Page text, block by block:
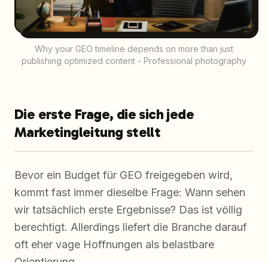
Why your GEO timeline depends on more than just
publishing optimized content - Professional photography
Die erste Frage, die sich jede
Marketingleitung stellt
Bevor ein Budget für GEO freigegeben wird,
kommt fast immer dieselbe Frage: Wann sehen
wir tatsächlich erste Ergebnisse? Das ist völlig
berechtigt. Allerdings liefert die Branche darauf
oft eher vage Hoffnungen als belastbare